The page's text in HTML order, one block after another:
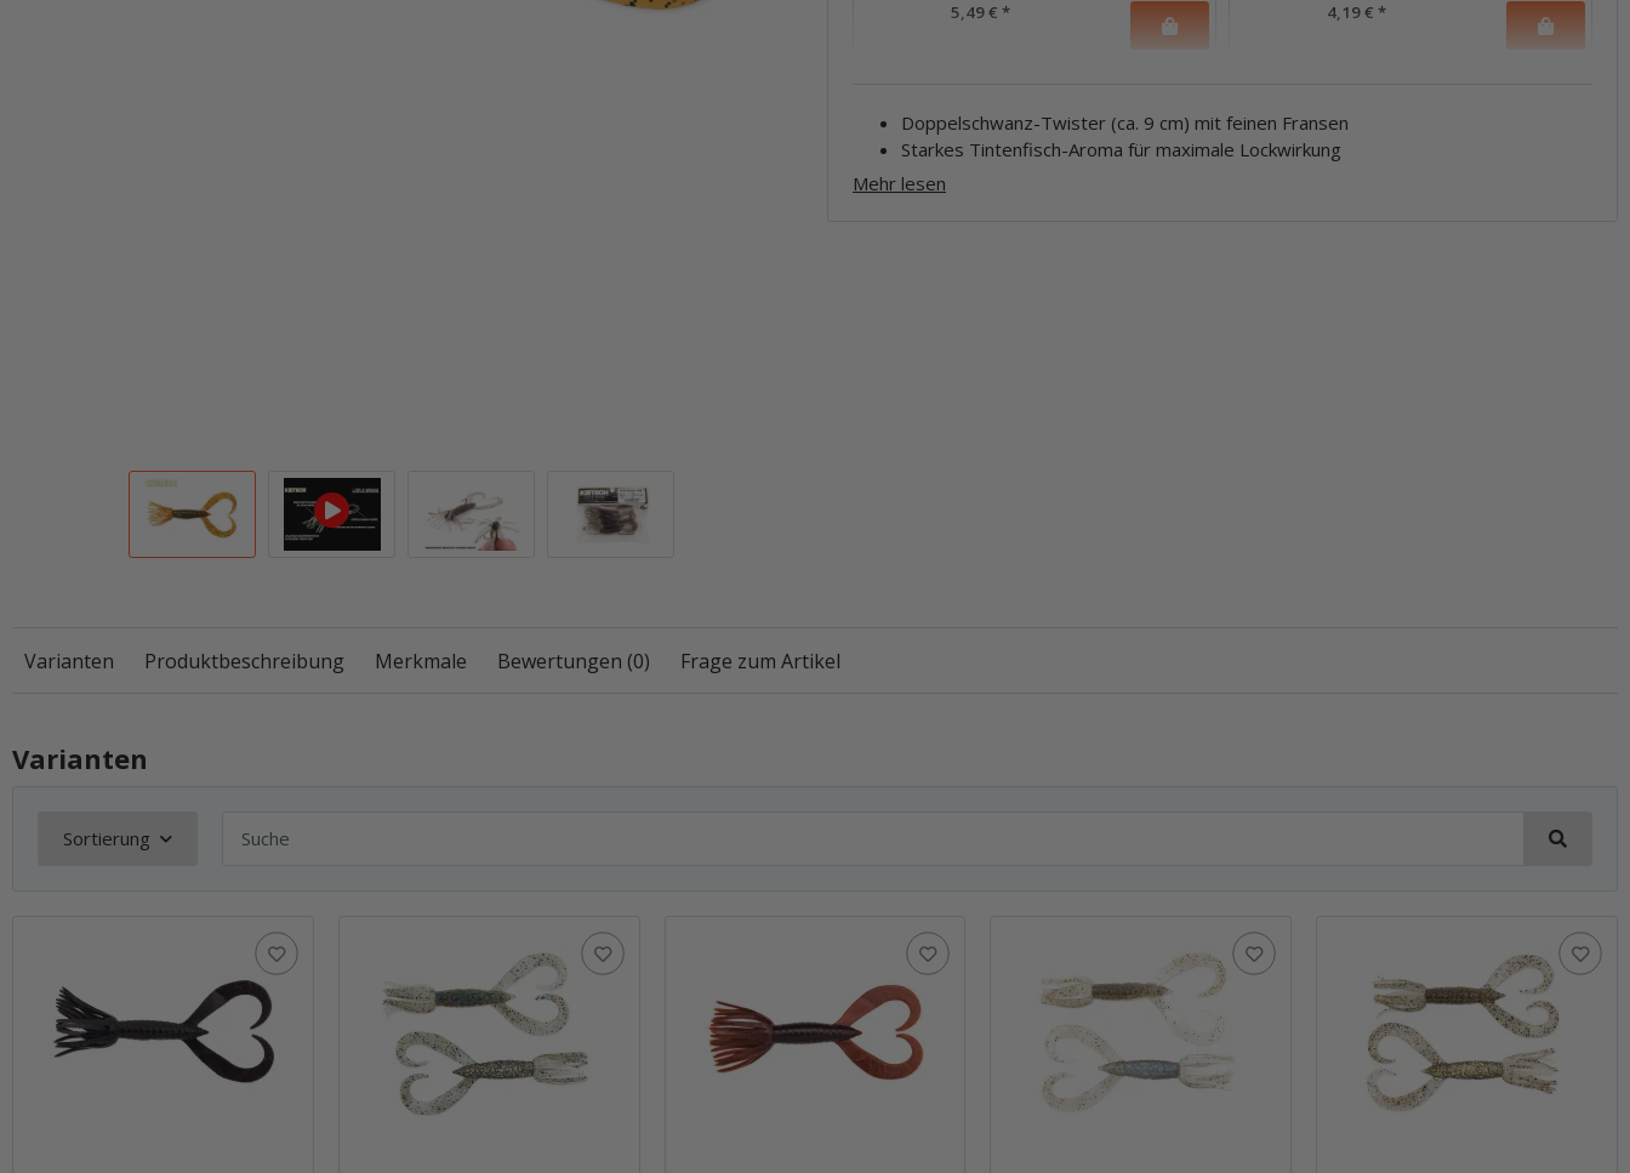
5,49 € *
4,19 € *
Doppelschwanz-Twister (ca. 9 cm) mit feinen Fransen
Starkes Tintenfisch-Aroma für maximale Lockwirkung
Mehr lesen
Varianten Produktbeschreibung Merkmale Bewertungen (0) Frage zum Artikel
Varianten
Sortierung